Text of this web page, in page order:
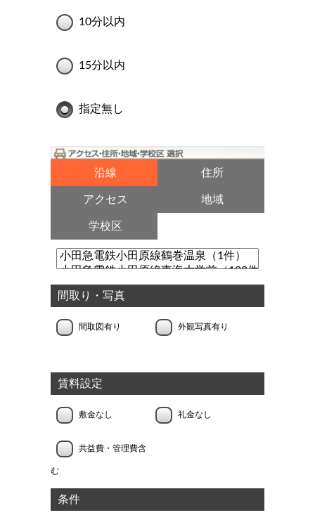
10分以内
15分以内
指定無し
沿線 住所
アクセス 地域
学校区
間取り・写真
間取図有り 外観写真有り
賃料設定
敷金なし 礼金なし
共益費・管理費含
む
条件